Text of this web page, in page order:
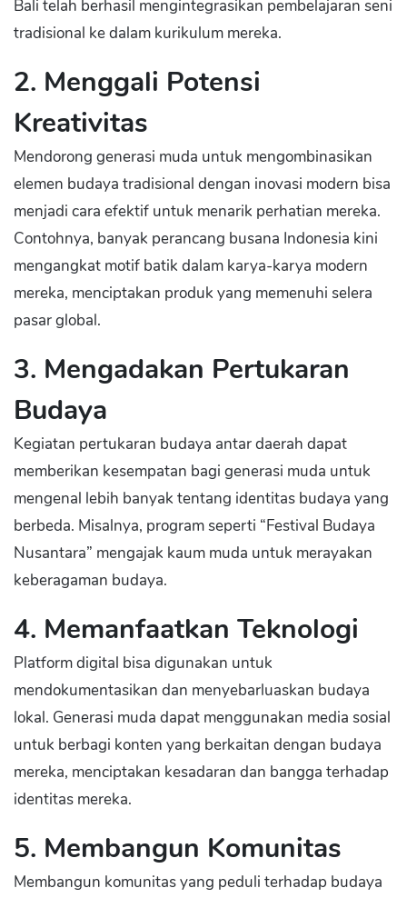
Bali telah berhasil mengintegrasikan pembelajaran seni
tradisional ke dalam kurikulum mereka.
2. Menggali Potensi
Kreativitas
Mendorong generasi muda untuk mengombinasikan
elemen budaya tradisional dengan inovasi modern bisa
menjadi cara efektif untuk menarik perhatian mereka.
Contohnya, banyak perancang busana Indonesia kini
mengangkat motif batik dalam karya-karya modern
mereka, menciptakan produk yang memenuhi selera
pasar global.
3. Mengadakan Pertukaran
Budaya
Kegiatan pertukaran budaya antar daerah dapat
memberikan kesempatan bagi generasi muda untuk
mengenal lebih banyak tentang identitas budaya yang
berbeda. Misalnya, program seperti “Festival Budaya
Nusantara” mengajak kaum muda untuk merayakan
keberagaman budaya.
4. Memanfaatkan Teknologi
Platform digital bisa digunakan untuk
mendokumentasikan dan menyebarluaskan budaya
lokal. Generasi muda dapat menggunakan media sosial
untuk berbagi konten yang berkaitan dengan budaya
mereka, menciptakan kesadaran dan bangga terhadap
identitas mereka.
5. Membangun Komunitas
Membangun komunitas yang peduli terhadap budaya